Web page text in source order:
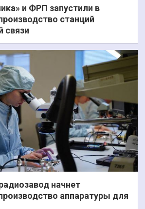
и ФРП запустили в
станций
связи
начнет
аппаратуры для